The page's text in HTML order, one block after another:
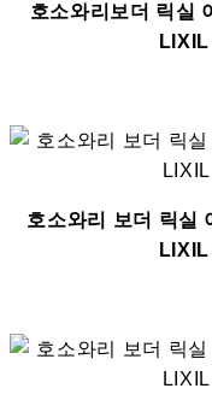
호소와리보더 릭실
호소와리 보더 릭실